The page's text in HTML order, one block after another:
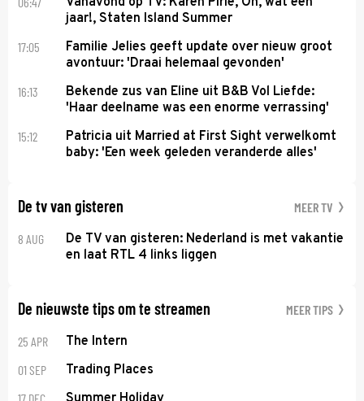
jaar!, Staten Island Summer
17:05
Familie Jelies geeft update over nieuw groot
avontuur: 'Draai helemaal gevonden'
16:13
Bekende zus van Eline uit B&B Vol Liefde:
'Haar deelname was een enorme verrassing'
15:12
Patricia uit Married at First Sight verwelkomt
baby: 'Een week geleden veranderde alles'
De tv van gisteren MEER TV
8 AUG
De TV van gisteren: Nederland is met vakantie
en laat RTL 4 links liggen
De nieuwste tips om te streamen MEER TIPS
25 APR The Intern
01 SEP Trading Places
17 DEC